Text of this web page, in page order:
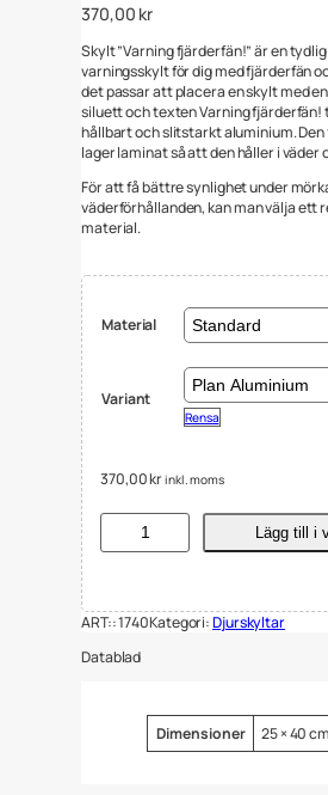
370,00 kr
Skylt ”Varning fjärderfän!” är en
varningsskylt för dig med fjärderfän
det passar att placera en skylt med
siluett och texten Varning fjärderfän!
hållbart och slitstarkt aluminium.
lager laminat så att den håller i väder
För att få bättre synlighet under
väderförhållanden, kan man välja ett
material.
Material
Variant
Rensa
370,00krinkl. moms
S
a
F
Lägg till i
ART::1740Kategori:Djurskyltar
Datablad
Attribut Värde
Dimensioner 25 × 40 cm